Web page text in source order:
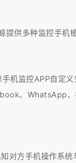
提供多种监控手机
机监控APP自定
、WhatsApp、
对方手机操作系